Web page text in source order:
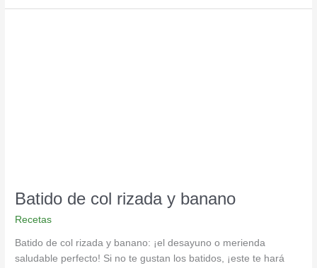
Batido de col rizada y banano
Recetas
Batido de col rizada y banano: ¡el desayuno o merienda
saludable perfecto! Si no te gustan los batidos, ¡este te hará